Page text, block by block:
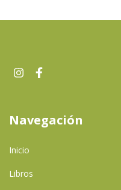
Navegación
Inicio
Libros